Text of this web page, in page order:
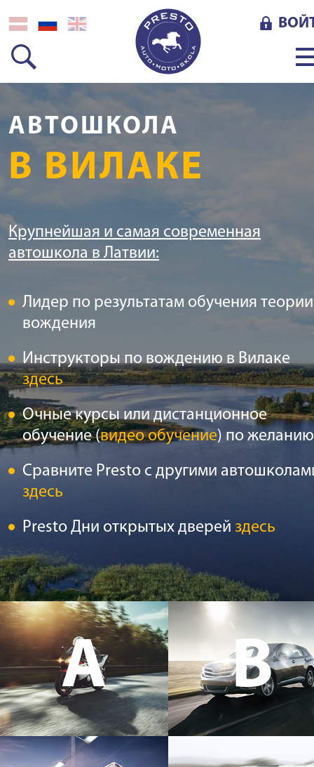
АВТОШКОЛА
В ВИЛАКЕ
Крупнейшая и самая современная
автошкола в Латвии:
Лидер по результатам обучения
вождения
Инструкторы по вождению в Вилаке
здесь
Очные курсы или дистанционное
обучение (видео обучение) по желанию
Сравните Presto с другими
здесь
Presto Дни открытых дверей здесь
A
B